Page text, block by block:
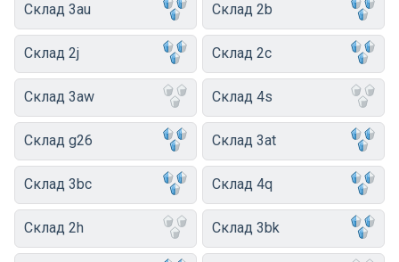
Склад 3au Склад 2b
Склад 2j Склад 2c
Склад 3aw Склад 4s
Склад g26 Склад 3at
Склад 3bc Склад 4q
Склад 2h Склад 3bk